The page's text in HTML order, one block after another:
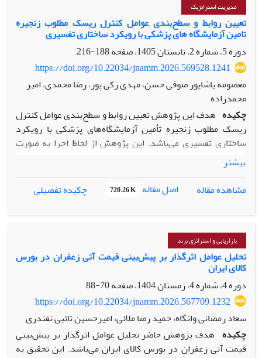
مدیریت استراتژیک
تعیین روابط و سطح‌بندی عوامل کنترل ریسک مطلوب زنجیره
تامین آزمایشگاه های پزشکی با رویکرد ساختاری تفسیری
دوره 5، شماره 2، تابستان 1405، صفحه
188-216
https://doi.org/10.22034/jnamm.2026.569528.1241
معصومه پاشاپور صوفی حسن، مهدی زکی پور، رضا محمدی، امیر
محمدزاده
چکیده هدف این پژوهش تعیین روابط و سطح‌بندی عوامل کنترل
ریسک مطلوب زنجیره تأمین آزمایشگاه‌های پزشکی با رویکرد
ساختاری تفسیری می‌باشد. این پژوهش از لحاظ اجرا به صورت
آمیخته (کیفی-کمی) و از منظر هدف اجرا یک پژوهش اکتشافی و
پژوهش توصیفی - پیمایشی انجام گرفت. جامعه آماری پژوهش
شامل 15 نفر از مدیران و کارشناسان عالی رتبه در آزمایشگاه‌های
پزشکی در طول زنجیره تأمین فعالیت بودند، می‌باشد که با
استفاده از روش نمونه گیری گلوله برفی انتخاب شدند. ابزار
و تحلیل داده‌ها از روش دلفی فازی و مدل سازی ساختاری
تفسیری (ISM) و نرم افزار میک مک استفاده گردید. نتایج تحلیل
ساختاری تفسیری توسط مدل اکتشافی نشان داد که مدل اکتشافی
پژوهش دارای 4 عامل اصلی و 13 عامل فرعی در چهار سطح
شناسایی شدند. سطح چهارم شناسایی ریسک‌های زنجیره تأمین
شامل ابعاد ریسک‌های مالی و قانونی، ریسک‌های کیفیت و
ریسک‌های تأمین‌کننده و لجستیکی است. در سطح سوم تجزیه و
تحلیل شکست و آثار آن شامل شناسایی نقاط ضعف؛ تحلیل آثار
شکست و اولویت‌بندی ریسک‌ها قرار دارد. در سطح دوم بعد
بیشتر
مشاهده مقاله
اصل مقاله 720.26 K چکیده تفصیلی
بازاریابی و استراتژی برند
تحلیل عوامل اثرگذار بر پیش‌بینی قیمت آتی زعفران در بورس
کالای ایران
دوره 4، شماره 4، زمستان 1404، صفحه
70-88
https://doi.org/10.22034/jnamm.2026.567709.1232
سعاد رمضانی وانگاه، حمید رضا ملائی، امیرحسین تائبی نقندری
چکیده هدف پژوهش حاضر تحلیل عوامل اثرگذار بر پیش‌بینی
قیمت آتی زعفران در بورس کالای ایران می‌باشد. این تحقیق به